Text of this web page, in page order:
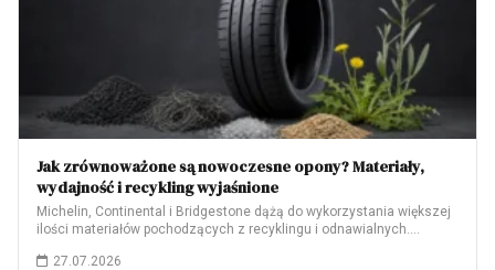
Jak zrównoważone są nowoczesne opony? Materiały,
wydajność i recykling wyjaśnione
Michelin, Continental i Bridgestone dążą do wykorzystania większej
ilości materiałów pochodzących z recyklingu i odnawialnych.…
27.07.2026